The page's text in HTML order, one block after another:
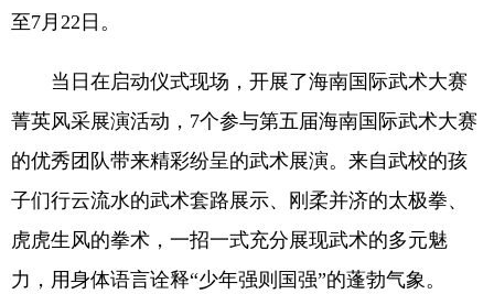
至7月22日。
当日在启动仪式现场，开展了海南国际武术大赛
菁英风采展演活动，7个参与第五届海南国际武术大赛
的优秀团队带来精彩纷呈的武术展演。来自武校的孩
子们行云流水的武术套路展示、刚柔并济的太极拳、
虎虎生风的拳术，一招一式充分展现武术的多元魅
力，用身体语言诠释“少年强则国强”的蓬勃气象。